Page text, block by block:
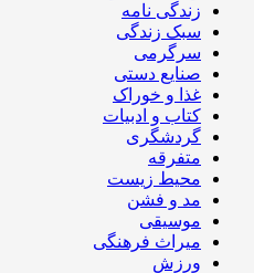
زندگی نامه
سبک زندگی
سرگرمی
صنایع دستی
غذا و خوراک
کتاب و ادبیات
گردشگری
متفرقه
محیط زیست
مد و فشن
موسیقی
میراث فرهنگی
ورزش